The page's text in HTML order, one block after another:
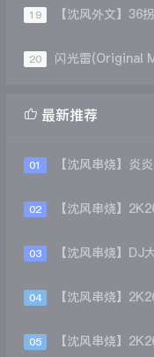
19
20 闪光雷(Original
 最新推荐
01 【沈风串烧】炎
02
03
04 【沈风串烧】
05